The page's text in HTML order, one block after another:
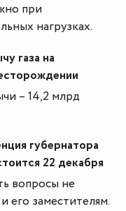
при
нагрузках.
газа на
– 14,2 млрд
губернатора
22 декабря
вопросы не
его заместителям.